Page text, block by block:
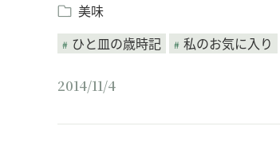
美味
ひと皿の歳時記
私のお気に入り
2014/11/4